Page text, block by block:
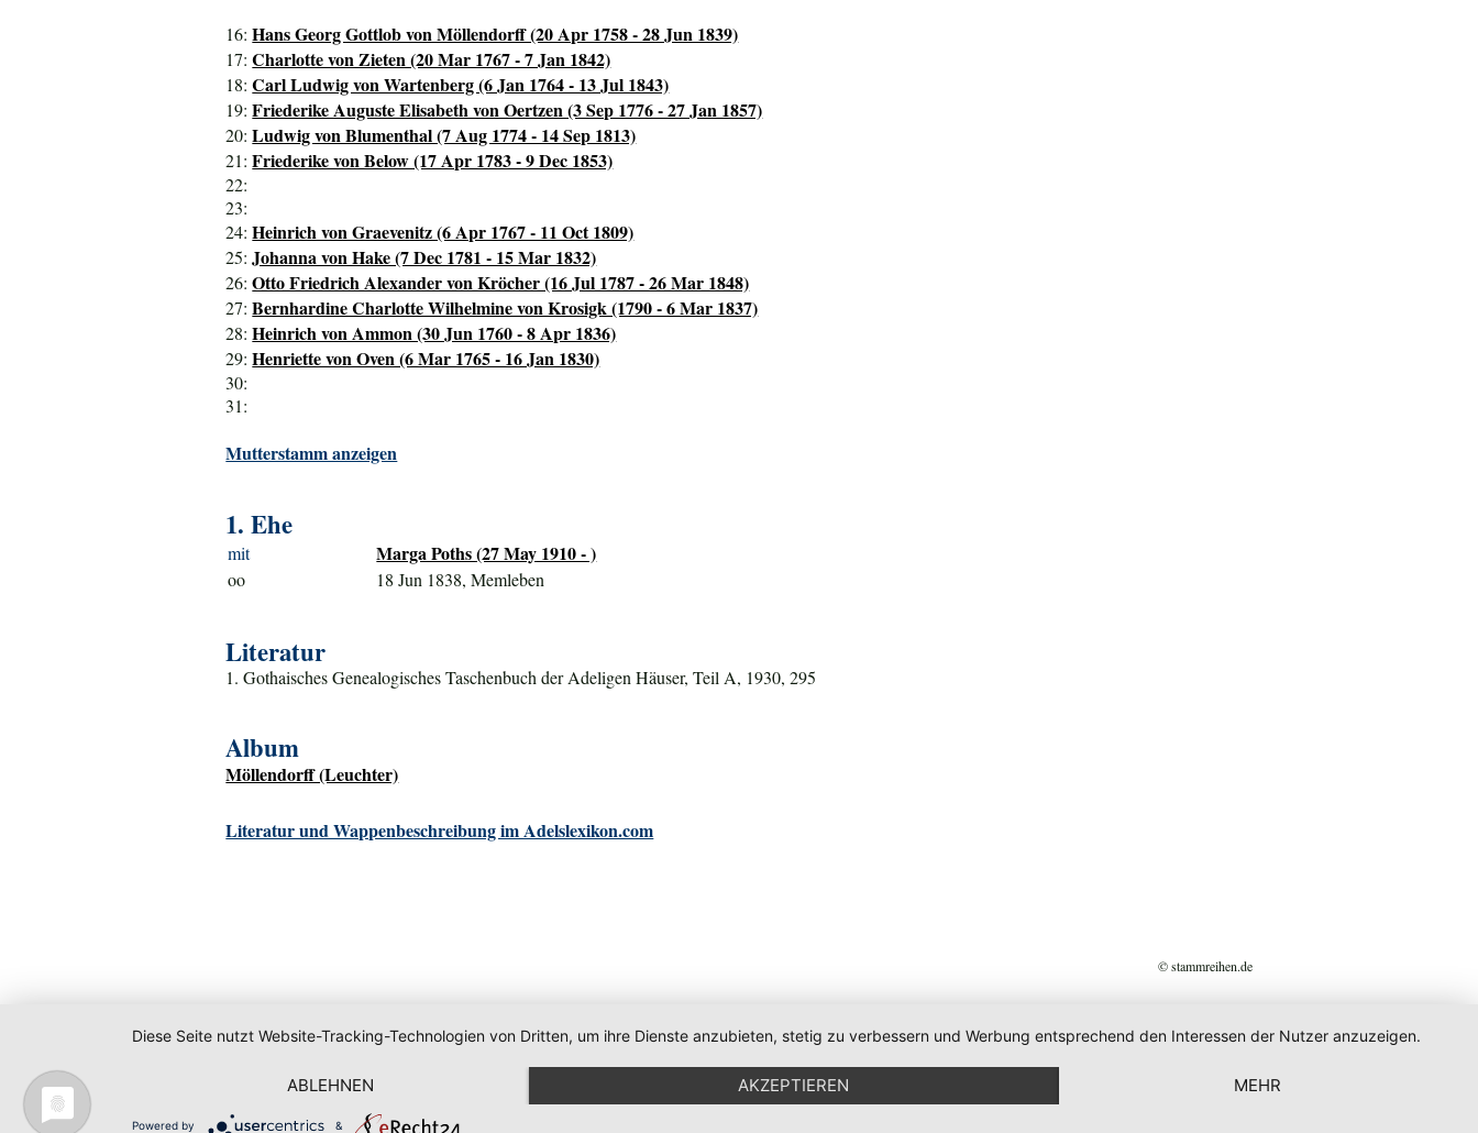
16:Hans Georg Gottlob von Möllendorff (20 Apr 1758 - 28 Jun 1839)
17:Charlotte von Zieten (20 Mar 1767 - 7 Jan 1842)
18:Carl Ludwig von Wartenberg (6 Jan 1764 - 13 Jul 1843)
19:Friederike Auguste Elisabeth von Oertzen (3 Sep 1776 - 27 Jan 1857)
20:Ludwig von Blumenthal (7 Aug 1774 - 14 Sep 1813)
21:Friederike von Below (17 Apr 1783 - 9 Dec 1853)
22:
23:
24:Heinrich von Graevenitz (6 Apr 1767 - 11 Oct 1809)
25:Johanna von Hake (7 Dec 1781 - 15 Mar 1832)
26:Otto Friedrich Alexander von Kröcher (16 Jul 1787 - 26 Mar 1848)
27:Bernhardine Charlotte Wilhelmine von Krosigk (1790 - 6 Mar 1837)
28:Heinrich von Ammon (30 Jun 1760 - 8 Apr 1836)
29:Henriette von Oven (6 Mar 1765 - 16 Jan 1830)
30:
31:
Mutterstamm anzeigen
1. Ehe
mit Marga Poths (27 May 1910 - )
oo 18 Jun 1838, Memleben
Literatur
1. Gothaisches Genealogisches Taschenbuch der Adeligen Häuser, Teil A, 1930, 295
Album
Möllendorff (Leuchter)
Literatur und Wappenbeschreibung im Adelslexikon.com
© stammreihen.de
Diese Seite nutzt Website-Tracking-Technologien von Dritten, um ihre Dienste anzubieten, stetig zu verbessern und Werbung entsprechend den Interessen der Nutzer anzuzeigen.
ABLEHNEN AKZEPTIEREN MEHR
Powered by &